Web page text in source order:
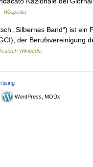
Wikipedia
„Silbernes Band“) ist ein
der Berufsvereinigung
Wikipedia
WordPress, MODx.